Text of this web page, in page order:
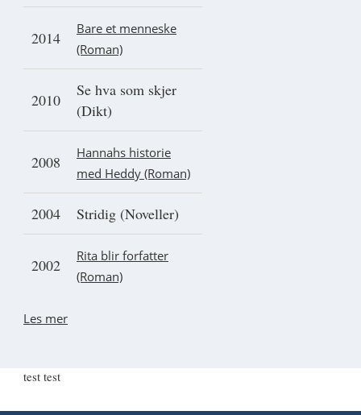
2014
Bare et menneske
(Roman)
2010
Se hva som skjer
(Dikt)
2008
Hannahs historie
med Heddy (Roman)
2004 Stridig (Noveller)
2002
Rita blir forfatter
(Roman)
Les mer
test test